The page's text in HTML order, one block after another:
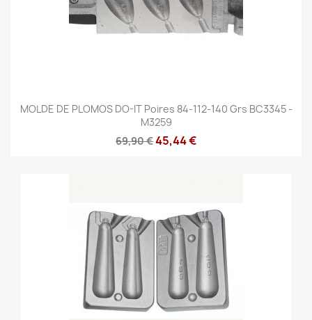
MOLDE DE PLOMOS DO-IT Poires 84-112-140 Grs BC3345 -
M3259
69,90 €45,44 €